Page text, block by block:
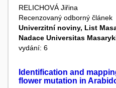
RELICHOVÁ Jiřina
Recenzovaný odborný článek
Univerzitní noviny, List
Nadace Universitas
vydání: 6
Identification and
flower mutation in